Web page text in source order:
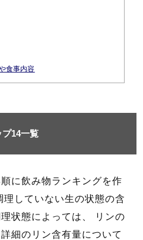
食事内容
プ14一覧
に飲み物ランキングを作
理していない生の状態の含
状態によっては、 リンの
細のリン含有量について